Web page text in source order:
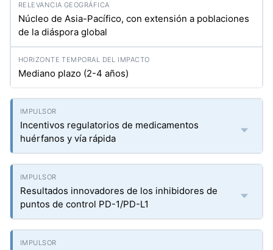
Núcleo de Asia-Pacífico, con extensión a poblaciones
de la diáspora global
Mediano plazo (2-4 años)
Incentivos regulatorios de medicamentos
huérfanos y vía rápida
Resultados innovadores de los inhibidores de
puntos de control PD-1/PD-L1